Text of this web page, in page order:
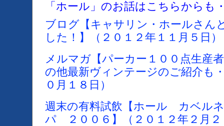
「ホール」のお話はこちらからも
ブログ【キャサリン・ホールさん
した！】（２０１２年１１月５日）
メルマガ【パーカー１００点生産
の他最新ヴィンテージのご紹介も
０月１８日）
週末の有料試飲【ホール カベル
パ ２００６】（２０１２年２月２